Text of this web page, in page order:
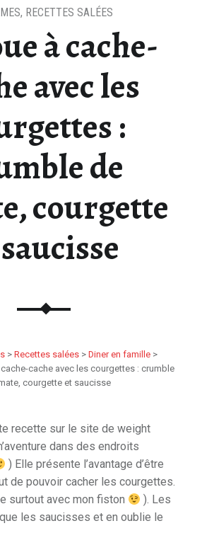
à cache-
avec les
:
de
courgette
, RECETTES SALÉES
> Recettes salées> Diner en famille>
cache avec les courgettes : crumble
courgette et saucisse
recette sur le site de weight
dans des endroits
) Elle présente l’avantage d’être
de pouvoir cacher les courgettes.
surtout avec mon fiston
). Les
les saucisses et en oublie le